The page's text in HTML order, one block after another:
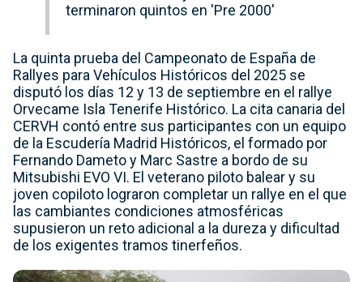
terminaron quintos en 'Pre 2000'
La quinta prueba del Campeonato de España de
Rallyes para Vehículos Históricos del 2025 se
disputó los días 12 y 13 de septiembre en el rallye
Orvecame Isla Tenerife Histórico. La cita canaria del
CERVH contó entre sus participantes con un equipo
de la Escudería Madrid Históricos, el formado por
Fernando Dameto y Marc Sastre a bordo de su
Mitsubishi EVO VI. El veterano piloto balear y su
joven copiloto lograron completar un rallye en el que
las cambiantes condiciones atmosféricas
supusieron un reto adicional a la dureza y dificultad
de los exigentes tramos tinerfeños.